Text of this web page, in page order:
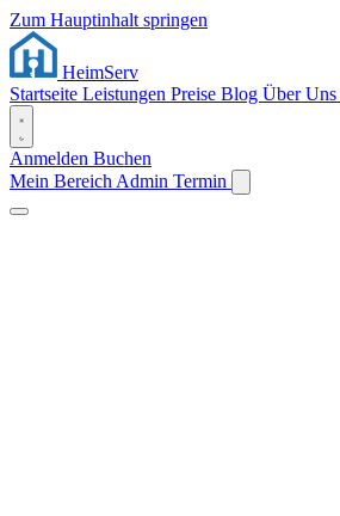
Zum Hauptinhalt springen
HeimServ
Startseite Leistungen Preise Blog Über Uns
Anmelden Buchen
Mein Bereich Admin Termin